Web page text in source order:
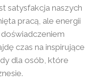
satysfakcja naszych
pracą, ale energii
czas na inspirujące
dla osób, które